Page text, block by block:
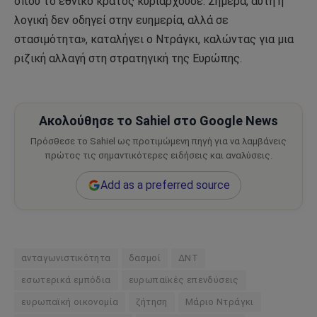
λογική δεν οδηγεί στην ευημερία, αλλά σε
στασιμότητα», καταλήγει ο Ντράγκι, καλώντας για μια
ριζική αλλαγή στη στρατηγική της Ευρώπης.
Ακολούθησε το Sahiel στο Google News
Πρόσθεσε το Sahiel ως προτιμώμενη πηγή για να λαμβάνεις
πρώτος τις σημαντικότερες ειδήσεις και αναλύσεις.
Add as a preferred source
ανταγωνιστικότητα δασμοί ΔΝΤ
εσωτερικά εμπόδια ευρωπαϊκές επενδύσεις
ευρωπαϊκή οικονομία ζήτηση Μάριο Ντράγκι